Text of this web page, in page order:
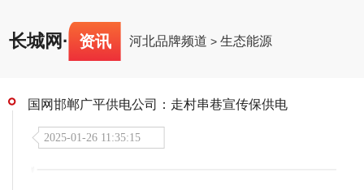
长城网 · 资讯 河北品牌频道 >生态能源
国网邯郸广平供电公司：走村串巷宣传保供电
2025-01-26 11:35:15